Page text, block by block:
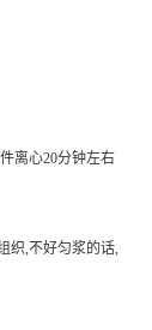
离心20分钟左右
织,不好匀浆的话,